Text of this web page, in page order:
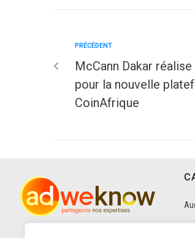
PRÉCÉDENT
McCann Dakar
pour la nouvelle
CoinAfrique